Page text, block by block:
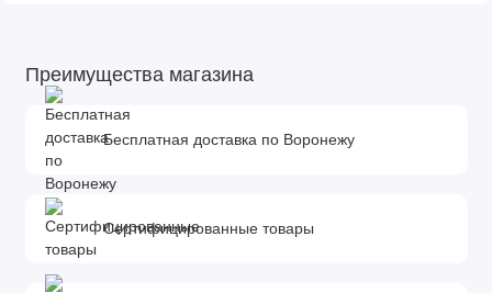
Преимущества магазина
Бесплатная доставка по Воронежу
Сертифицированные товары